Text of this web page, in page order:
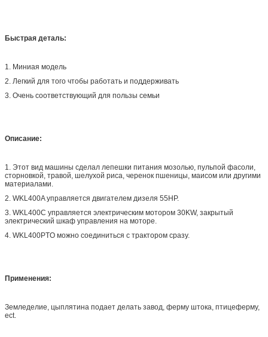
Быстрая деталь:
1. Миниая модель
2. Легкий для того чтобы работать и поддерживать
3. Очень соответствующий для пользы семьи
Описание:
1. Этот вид машины сделал лепешки питания мозолью, пульпой фасоли,
сторновкой, травой, шелухой риса, черенок пшеницы, маисом или другими
материалами.
2. WKL400A управляется двигателем дизеля 55HP.
3. WKL400C управляется электрическим мотором 30KW, закрытый
электрический шкаф управления на моторе.
4. WKL400PTO можно соединиться с трактором сразу.
Применения:
Земледелие, цыплятина подает делать завод, ферму штока, птицеферму,
ect.